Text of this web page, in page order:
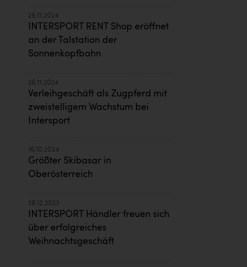
26.11.2024
INTERSPORT RENT Shop eröffnet
an der Talstation der
Sonnenkopfbahn
26.11.2024
Verleihgeschäft als Zugpferd mit
zweistelligem Wachstum bei
Intersport
16.10.2024
Größter Skibasar in
Oberösterreich
26.12.2023
INTERSPORT Händler freuen sich
über erfolgreiches
Weihnachtsgeschäft